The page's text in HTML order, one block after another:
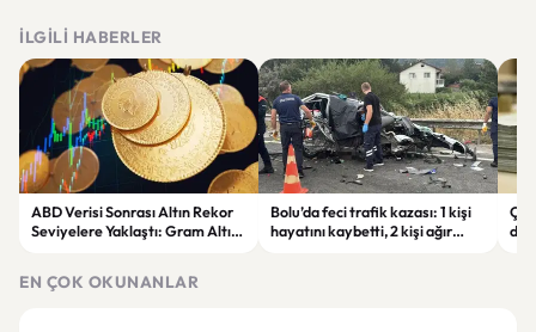
İLGILI HABERLER
ABD Verisi Sonrası Altın Rekor
Seviyelere Yaklaştı: Gram Altın
Bolu’da feci trafik kazası: 1 kişi
hayatını kaybetti, 2 kişi ağır
EN ÇOK OKUNANLAR